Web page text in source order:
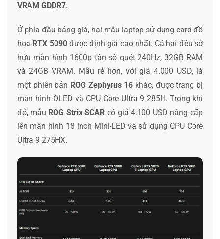
VRAM GDDR7.
Ở phía đầu bảng giá, hai mẫu laptop sử dụng card đồ
họa RTX 5090được định giá cao nhất. Cả hai đều sở
hữu màn hình 1600p tần số quét 240Hz, 32GB RAM
và 24GB VRAM. Mẫu rẻ hơn, với giá 4.000 USD, là
một phiên bản ROG Zephyrus 16 khác, được trang bị
màn hình OLED và CPU Core Ultra 9 285H. Trong khi
đó, mẫu ROG Strix SCAR có giá 4.100 USD nâng cấp
lên màn hình 18 inch Mini-LED và sử dụng CPU Core
Ultra 9 275HX.